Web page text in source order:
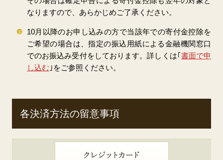
なりますので、あらかじめご了承ください。
10月以降のお申し込みの方で当該年での寄付金控除を
ご希望の場合は、指定の振込用紙による金融機関窓口
でのお振込み受付をしております。詳しくは｢書面で申
し込む ｣をご参照ください。
各決済方法の留意事項